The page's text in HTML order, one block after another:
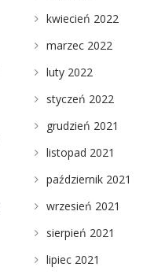
kwiecień 2022
marzec 2022
luty 2022
styczeń 2022
grudzień 2021
listopad 2021
październik 2021
wrzesień 2021
sierpień 2021
lipiec 2021